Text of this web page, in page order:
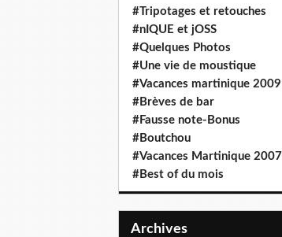
#Tripotages et retouches
#nIQUE et jOSS
#Quelques Photos
#Une vie de moustique
#Vacances martinique 2009
#Brèves de bar
#Fausse note-Bonus
#Boutchou
#Vacances Martinique 2007
#Best of du mois
Archives